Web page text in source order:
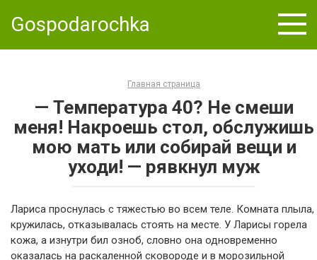
Gospodarochka
Главная страница
— Температура 40? Не смеши
меня! Накроешь стол, обслужишь
мою мать или собирай вещи и
уходи! — рявкнул муж
Лариса проснулась с тяжестью во всем теле. Комната плыла,
кружилась, отказывалась стоять на месте. У Ларисы горела
кожа, а изнутри бил озноб, словно она одновременно
оказалась на раскаленной сковороде и в морозильной